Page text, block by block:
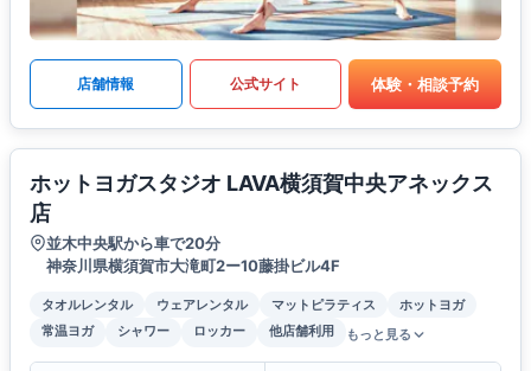
店舗情報 公式サイト 体験・相談予約
ホットヨガスタジオ LAVA横須賀中央アネックス
店
並木中央駅から車で20分
神奈川県横須賀市大滝町2ー10藤掛ビル4F
タオルレンタル ウェアレンタル マットピラティス
ホットヨガ
常温ヨガ
シャワー ロッカー 他店舗利用 もっと見る